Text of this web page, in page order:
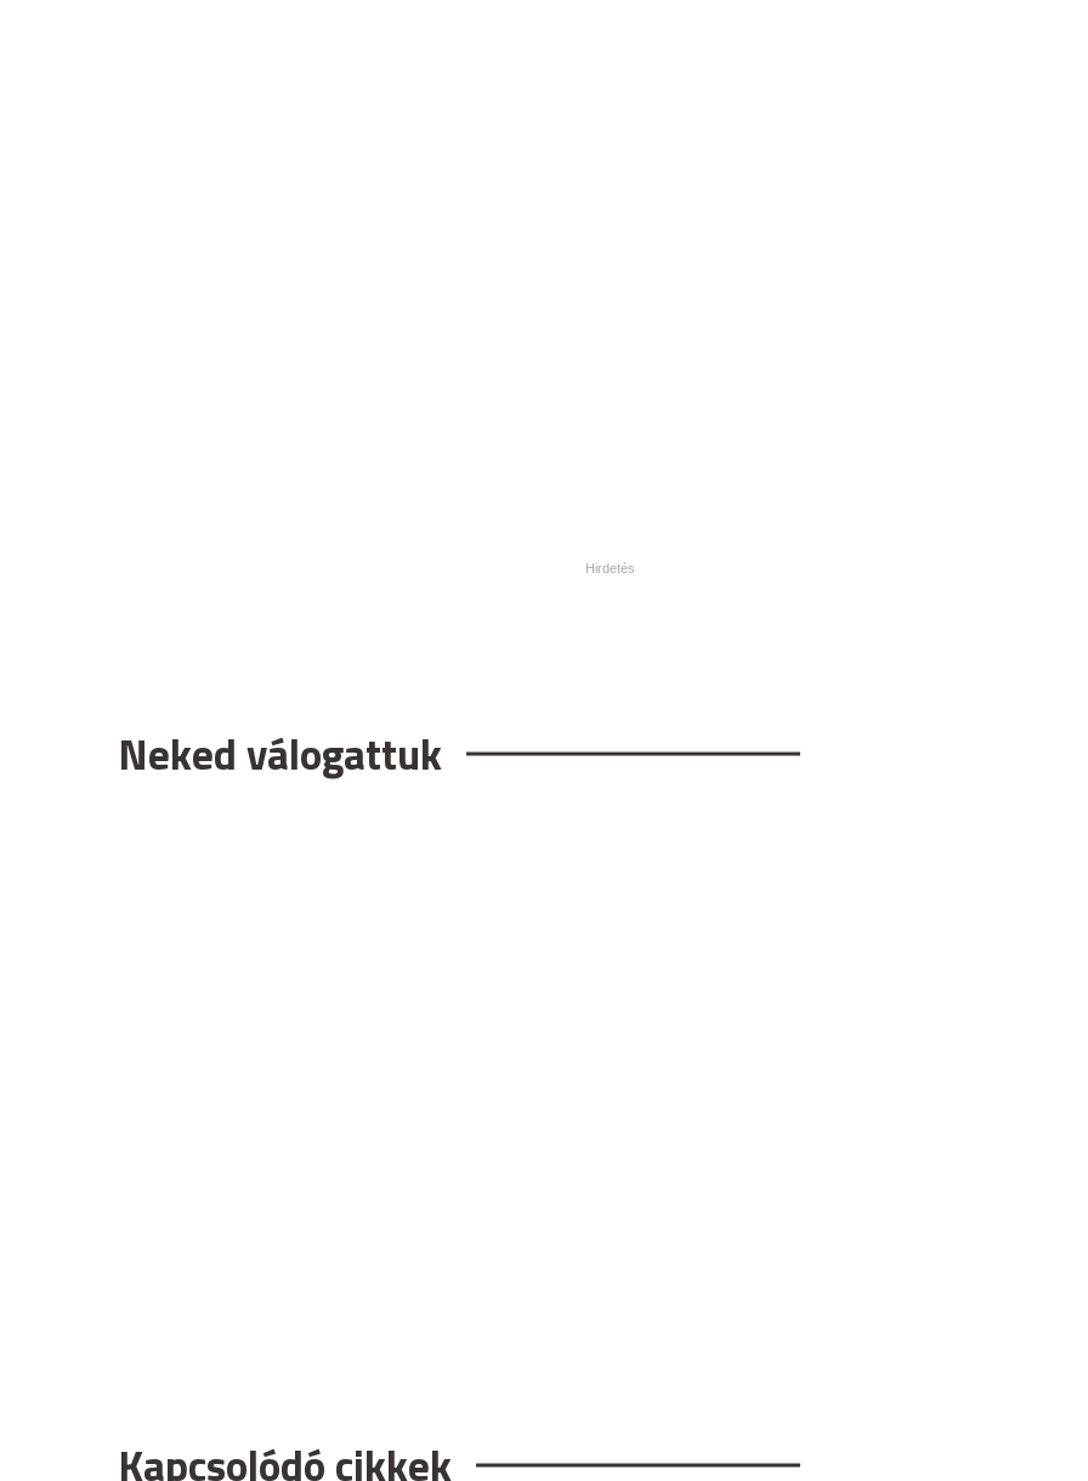
Neked válogattuk
Kapcsolódó cikkek